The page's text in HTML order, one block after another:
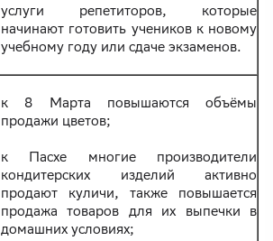
услуги репетиторов, которые
начинают готовить учеников к новому
учебному году или сдаче экзаменов.
к 8 Марта повышаются объёмы
продажи цветов;
к Пасхе многие производители
кондитерских изделий активно
продают куличи, также повышается
продажа товаров для их выпечки в
домашних условиях;